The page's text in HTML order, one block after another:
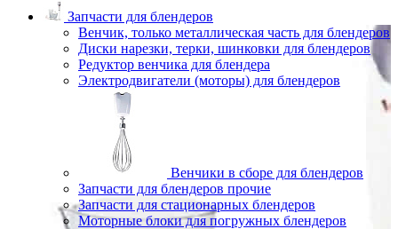
Запчасти для блендеров
Венчик, только металлическая часть для блендеров
Диски нарезки, терки, шинковки для блендеров
Редуктор венчика для блендера
Электродвигатели (моторы) для блендеров
Венчики в сборе для блендеров
Запчасти для блендеров прочие
Запчасти для стационарных блендеров
Моторные блоки для погружных блендеров